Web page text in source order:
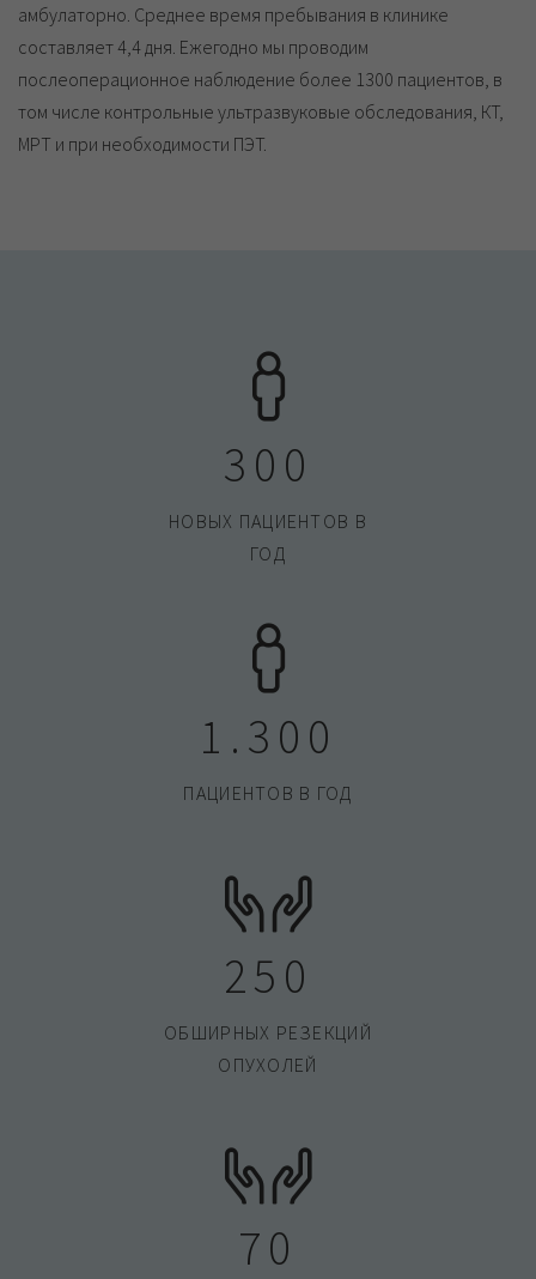
амбулаторно. Среднее время пребывания в клинике
составляет 4,4 дня. Ежегодно мы проводим
послеоперационное наблюдение более 1300 пациентов, в
том числе контрольные ультразвуковые обследования, КТ,
МРТ и при необходимости ПЭТ.
300
НОВЫХ ПАЦИЕНТОВ В
ГОД
1.300
ПАЦИЕНТОВ В ГОД
250
ОБШИРНЫХ РЕЗЕКЦИЙ
ОПУХОЛЕЙ
70